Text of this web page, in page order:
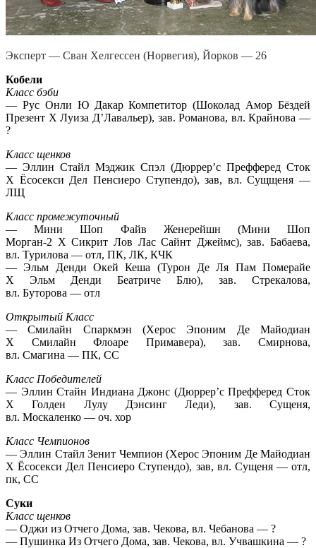
Эксперт — Сван Хелгессен (Норвегия), Йорков — 26
Кобели
Класс бэби
— Рус Онли Ю Дакар Компетитор (Шоколад Амор Бёздей
Презент Х Луиза Д’Лавальер), зав. Романова, вл. Крайнова —
?
Класс щенков
— Эллин Стайл Мэджик Спэл (Дюррер’с Префферед Сток
Х Ёсосекси Дел Пенсиеро Ступендо), зав, вл. Сущщеня —
ЛЩ
Класс промежуточный
— Мини Шоп Файв Женерейшн (Мини Шоп
Морган-2 Х Сикрит Лов Лас Сайнт Джеймс), зав. Бабаева,
вл. Турилова — отл, ПК, ЛК, КЧК
— Эльм Денди Окей Кеша (Турон Де Ля Пам Померайе
Х Эльм Денди Беатриче Блю), зав. Стрекалова,
вл. Буторова — отл
Открытый Класс
— Смилайн Спаркмэн (Херос Эпоним Де Майодиан
Х Смилайн Флоаре Примавера), зав. Смирнова,
вл. Смагина — ПК, СС
Класс Победителей
— Эллин Стайн Индиана Джонс (Дюррер’с Префферед Сток
Х Голден Лулу Дэнсинг Леди), зав. Сущеня,
вл. Москаленко — оч. хор
Класс Чемпионов
— Эллин Стайл Зенит Чемпион (Херос Эпоним Де Майодиан
Х Ёсосекси Дел Пенсиеро Ступендо), зав, вл. Сущеня — отл,
пк, СС
Суки
Класс щенков
— Оджи из Отчего Дома, зав. Чекова, вл. Чебанова — ?
— Пушинка Из Отчего Дома, зав. Чекова, вл. Учвашкина — ?